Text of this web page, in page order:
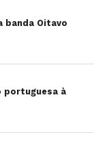
banda Oitavo
portuguesa à